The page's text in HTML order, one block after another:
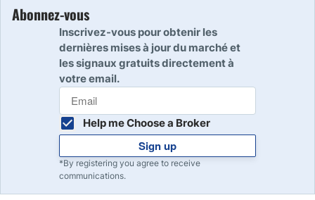
Abonnez-vous
Inscrivez-vous pour obtenir les
dernières mises à jour du marché et
les signaux gratuits directement à
votre email.
Help me Choose a Broker
Sign up
*By registering you agree to receive
communications.